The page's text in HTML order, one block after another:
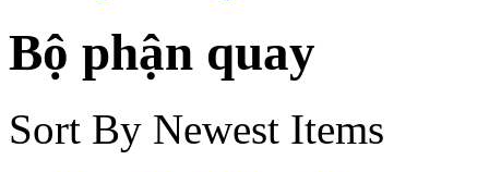
Bộ phận quay
Sort By Newest Items